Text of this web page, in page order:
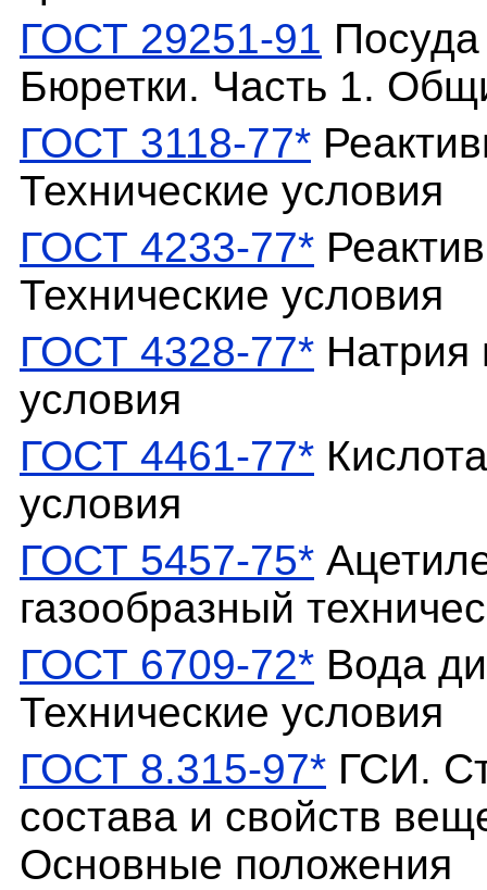
ГОСТ 29251-91
Бюретки. Часть 1.
ГОСТ 3118-77*
Технические условия
ГОСТ 4233-77*
Технические условия
ГОСТ 4328-77* Натрия
условия
ГОСТ 4461-77*
условия
ГОСТ 5457-75*
газообразный
ГОСТ 6709-72* Вода
Технические условия
ГОСТ 8.315-97* ГСИ.
состава и свойств
Основные положения